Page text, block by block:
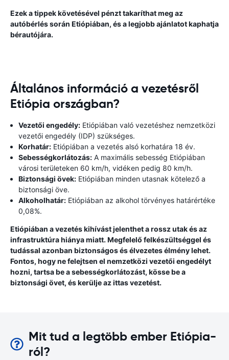
Ezek a tippek követésével pénzt takaríthat meg az
autóbérlés során Etiópiában, és a legjobb ajánlatot kaphatja
bérautójára.
Általános információ a vezetésről
Etiópia országban?
Vezetői engedély: Etiópiában való vezetéshez nemzetközi
vezetői engedély (IDP) szükséges.
Korhatár: Etiópiában a vezetés alsó korhatára 18 év.
Sebességkorlátozás: A maximális sebesség Etiópiában
városi területeken 60 km/h, vidéken pedig 80 km/h.
Biztonsági övek: Etiópiában minden utasnak kötelező a
biztonsági öve.
Alkoholhatár: Etiópiában az alkohol törvényes határértéke
0,08%.
Etiópiában a vezetés kihívást jelenthet a rossz utak és az
infrastruktúra hiánya miatt. Megfelelő felkészültséggel és
tudással azonban biztonságos és élvezetes élmény lehet.
Fontos, hogy ne felejtsen el nemzetközi vezetői engedélyt
hozni, tartsa be a sebességkorlátozást, kösse be a
biztonsági övet, és kerülje az ittas vezetést.
Mit tud a legtöbb ember Etiópia-
ról?